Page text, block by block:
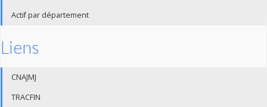
Actif par département
Liens
CNAJMJ
TRACFIN